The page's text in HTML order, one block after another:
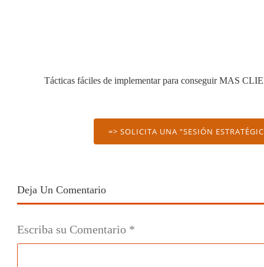
Tácticas fáciles de implementar para conseguir MAS
=> SOLICITA UNA “SESIÓN
Deja Un Comentario
Escriba su Comentario *